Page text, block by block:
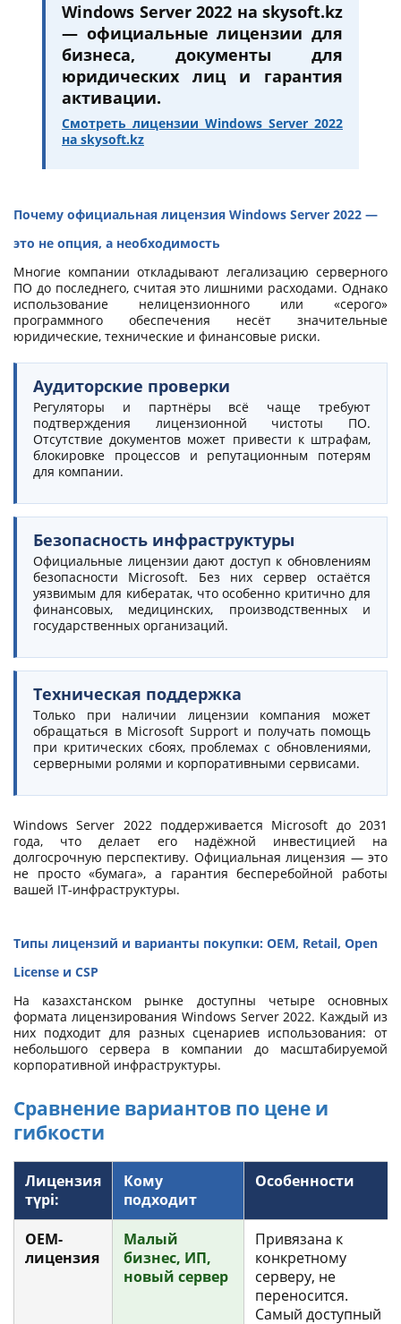
Windows Server 2022 на skysoft.kz
— официальные лицензии для
бизнеса, документы для
юридических лиц и гарантия
активации.
Смотреть лицензии Windows Server 2022
на skysoft.kz
Почему официальная лицензия Windows Server 2022 —
это не опция, а необходимость
Многие компании откладывают легализацию серверного
ПО до последнего, считая это лишними расходами. Однако
использование нелицензионного или «серого»
программного обеспечения несёт значительные
юридические, технические и финансовые риски.
Аудиторские проверки
Регуляторы и партнёры всё чаще требуют
подтверждения лицензионной чистоты ПО.
Отсутствие документов может привести к штрафам,
блокировке процессов и репутационным потерям
для компании.
Безопасность инфраструктуры
Официальные лицензии дают доступ к обновлениям
безопасности Microsoft. Без них сервер остаётся
уязвимым для кибератак, что особенно критично для
финансовых, медицинских, производственных и
государственных организаций.
Техническая поддержка
Только при наличии лицензии компания может
обращаться в Microsoft Support и получать помощь
при критических сбоях, проблемах с обновлениями,
серверными ролями и корпоративными сервисами.
Windows Server 2022 поддерживается Microsoft до 2031
года, что делает его надёжной инвестицией на
долгосрочную перспективу. Официальная лицензия — это
не просто «бумага», а гарантия бесперебойной работы
вашей IT-инфраструктуры.
Типы лицензий и варианты покупки: OEM, Retail, Open
License и CSP
На казахстанском рынке доступны четыре основных
формата лицензирования Windows Server 2022. Каждый из
них подходит для разных сценариев использования: от
небольшого сервера в компании до масштабируемой
корпоративной инфраструктуры.
Сравнение вариантов по цене и
гибкости
Лицензия
түрі:
Кому
подходит
Особенности
OEM-
лицензия
Малый
бизнес, ИП,
новый сервер
Привязана к
конкретному
серверу, не
переносится.
Самый доступный